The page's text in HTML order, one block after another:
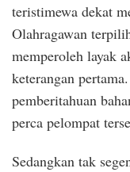
teristimewa dekat
Olahragawan
memperoleh layak
keterangan
pemberitahuan
perca pelompat
Sedangkan tak